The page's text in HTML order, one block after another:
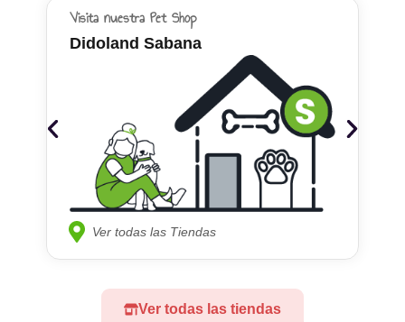
Ver todas las tiendas
Visita nuestra Pet Shop
Didoland Sabana
Ver todas las Tiendas